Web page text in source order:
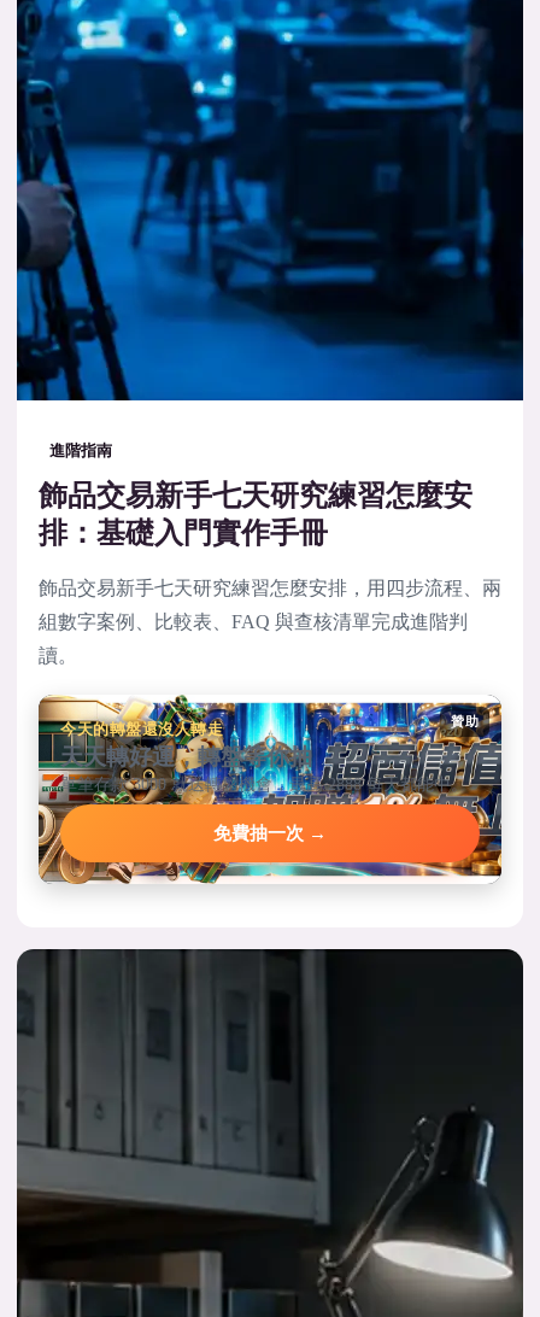
進階指南
飾品交易新手七天研究練習怎麼安
排：基礎入門實作手冊
飾品交易新手七天研究練習怎麼安排，用四步流程、兩
組數字案例、比較表、FAQ 與查核清單完成進階判
讀。
贊助
今天的轉盤還沒人轉走
天天轉好運，轉盤等你抽
單筆存款 3000 就送轉盤機會，最高 2888 每天都能中。
免費抽一次 →